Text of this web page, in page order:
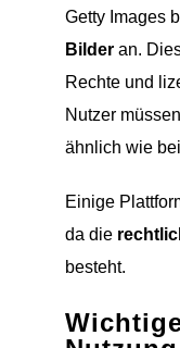
Getty Images
Bilderan.
Rechte und
Nutzer
ähnlich wie
Einige
da die
besteht.